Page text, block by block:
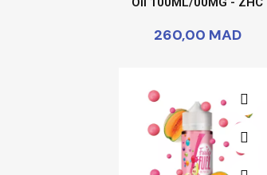
260,00 MAD